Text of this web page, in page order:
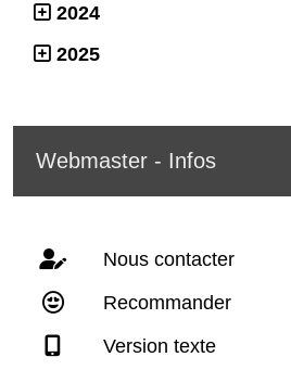
2024
2025
Webmaster - Infos
Nous contacter
Recommander
Version texte